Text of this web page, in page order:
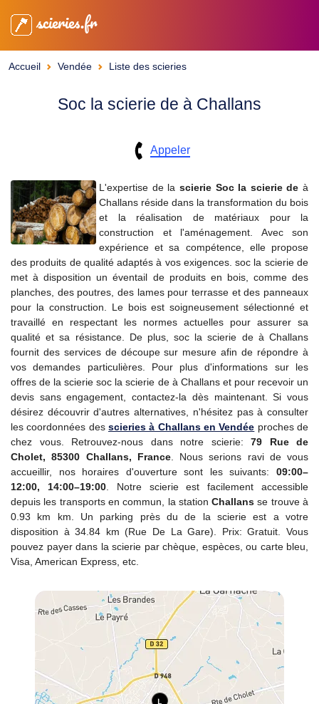
scieries.fr
Accueil Vendée Liste des scieries
Soc la scierie de à Challans
Appeler
L'expertise de la scierie Soc la scierie de à
Challans réside dans la transformation du bois
et la réalisation de matériaux pour la
construction et l'aménagement. Avec son
expérience et sa compétence, elle propose
des produits de qualité adaptés à vos exigences. soc la scierie de
met à disposition un éventail de produits en bois, comme des
planches, des poutres, des lames pour terrasse et des panneaux
pour la construction. Le bois est soigneusement sélectionné et
travaillé en respectant les normes actuelles pour assurer sa
qualité et sa résistance. De plus, soc la scierie de à Challans
fournit des services de découpe sur mesure afin de répondre à
vos demandes particulières. Pour plus d'informations sur les
offres de la scierie soc la scierie de à Challans et pour recevoir un
devis sans engagement, contactez-la dès maintenant. Si vous
désirez découvrir d'autres alternatives, n'hésitez pas à consulter
les coordonnées des scieries à Challans en Vendée proches de
chez vous. Retrouvez-nous dans notre scierie: 79 Rue de
Cholet, 85300 Challans, France. Nous serions ravi de vous
accueillir, nos horaires d'ouverture sont les suivants: 09:00–
12:00, 14:00–19:00. Notre scierie est facilement accessible
depuis les transports en commun, la stationChallans se trouve à
0.93 km km. Un parking près du de la scierie est a votre
disposition à 34.84 km (Rue De La Gare). Prix: Gratuit. Vous
pouvez payer dans la scierie par chèque, espèces, ou carte bleu,
Visa, American Express, etc.